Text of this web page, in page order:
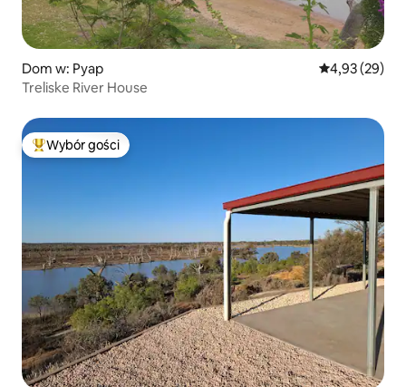
Dom w: Pyap Średnia
4,93 (29)
Treliske River House
Najpopularniejsze z kategorii Wybór gości
Wybór gości